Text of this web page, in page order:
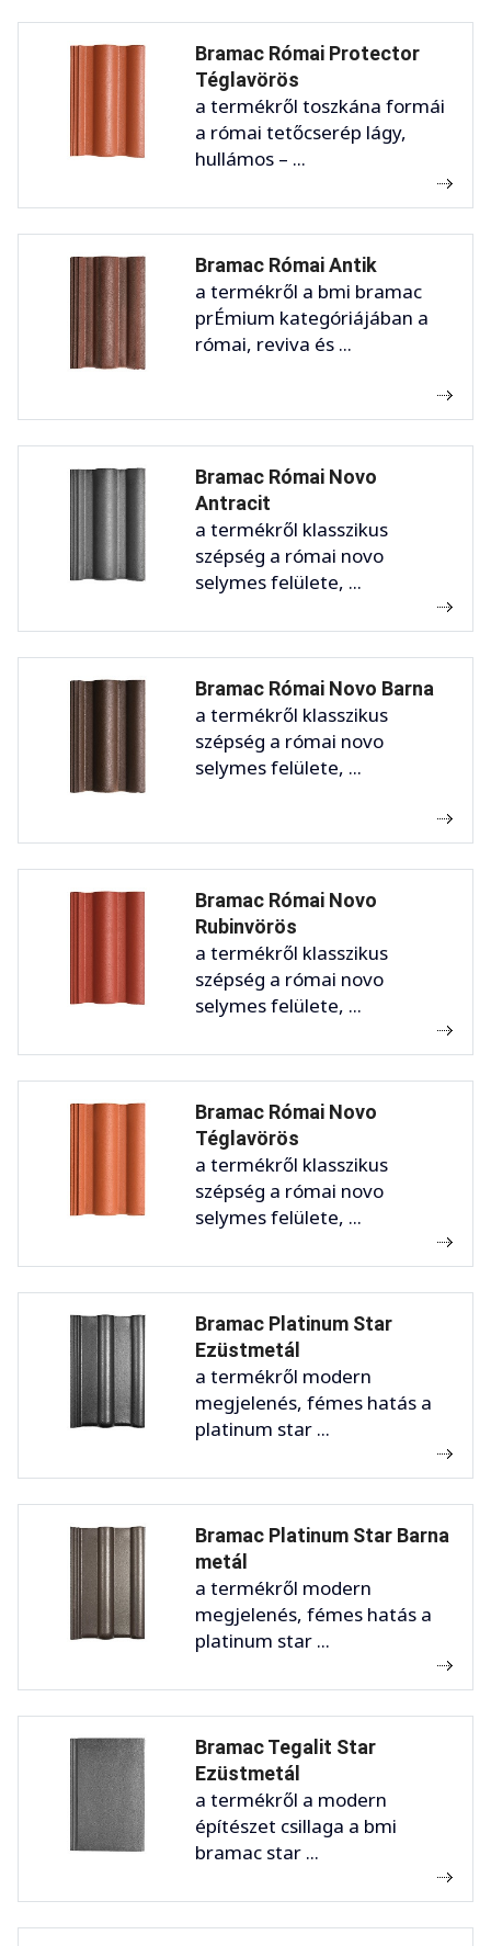
Bramac Római Protector
Téglavörös
a termékről toszkána formái
a római tetőcserép lágy,
hullámos – ...
Bramac Római Antik
a termékről a bmi bramac
prÉmium kategóriájában a
római, reviva és ...
Bramac Római Novo
Antracit
a termékről klasszikus
szépség a római novo
selymes felülete, ...
Bramac Római Novo Barna
a termékről klasszikus
szépség a római novo
selymes felülete, ...
Bramac Római Novo
Rubinvörös
a termékről klasszikus
szépség a római novo
selymes felülete, ...
Bramac Római Novo
Téglavörös
a termékről klasszikus
szépség a római novo
selymes felülete, ...
Bramac Platinum Star
Ezüstmetál
a termékről modern
megjelenés, fémes hatás a
platinum star ...
Bramac Platinum Star Barna
metál
a termékről modern
megjelenés, fémes hatás a
platinum star ...
Bramac Tegalit Star
Ezüstmetál
a termékről a modern
építészet csillaga a bmi
bramac star ...